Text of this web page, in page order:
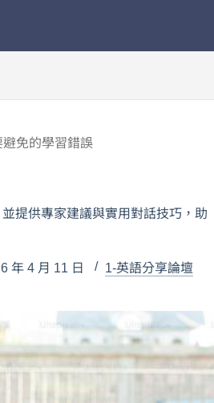
免的學習錯誤
提供專家建議與實用對話技巧，助
年 4 月 11 日 1-英語分享論壇